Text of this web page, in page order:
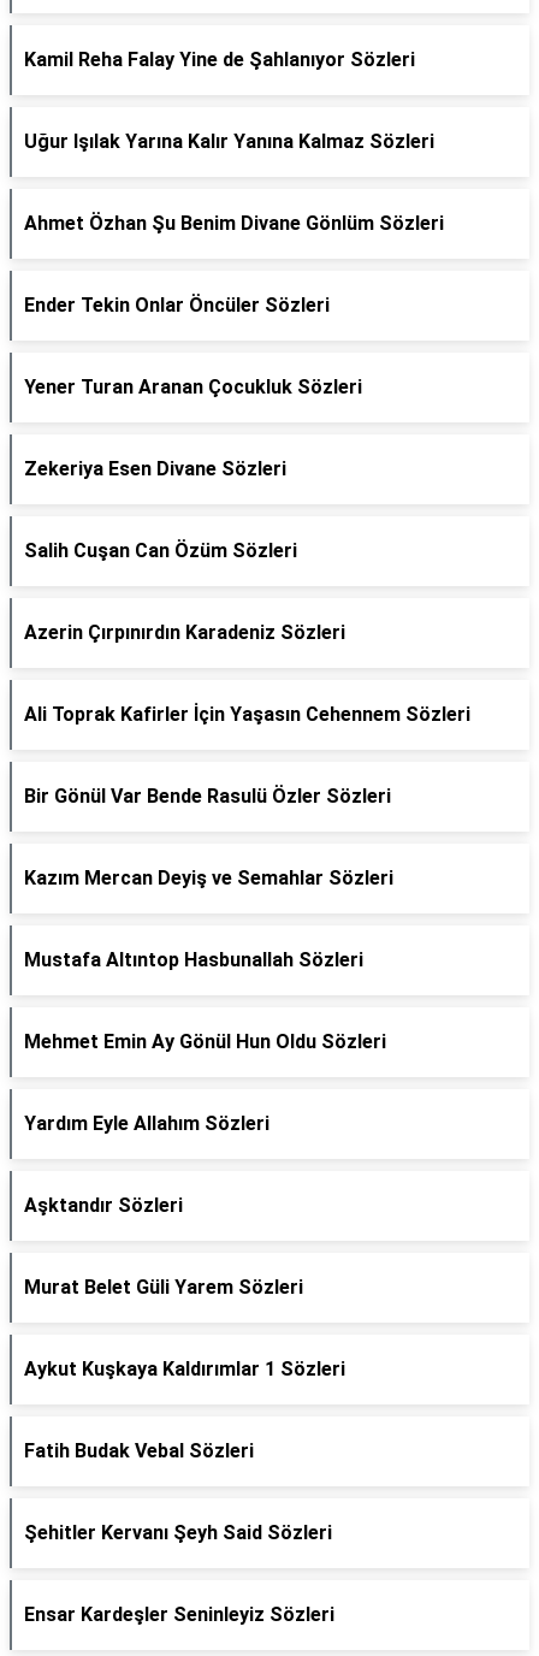
Kamil Reha Falay Yine de Şahlanıyor Sözleri
Uğur Işılak Yarına Kalır Yanına Kalmaz Sözleri
Ahmet Özhan Şu Benim Divane Gönlüm Sözleri
Ender Tekin Onlar Öncüler Sözleri
Yener Turan Aranan Çocukluk Sözleri
Zekeriya Esen Divane Sözleri
Salih Cuşan Can Özüm Sözleri
Azerin Çırpınırdın Karadeniz Sözleri
Ali Toprak Kafirler İçin Yaşasın Cehennem Sözleri
Bir Gönül Var Bende Rasulü Özler Sözleri
Kazım Mercan Deyiş ve Semahlar Sözleri
Mustafa Altıntop Hasbunallah Sözleri
Mehmet Emin Ay Gönül Hun Oldu Sözleri
Yardım Eyle Allahım Sözleri
Aşktandır Sözleri
Murat Belet Güli Yarem Sözleri
Aykut Kuşkaya Kaldırımlar 1 Sözleri
Fatih Budak Vebal Sözleri
Şehitler Kervanı Şeyh Said Sözleri
Ensar Kardeşler Seninleyiz Sözleri